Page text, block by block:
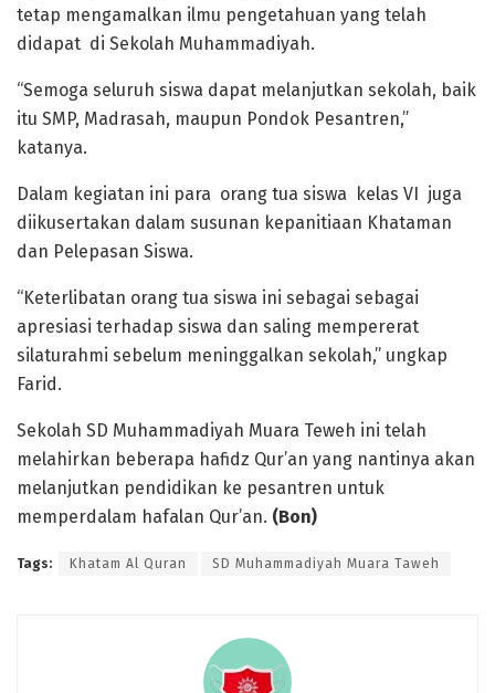
tetap mengamalkan ilmu pengetahuan yang telah
didapat di Sekolah Muhammadiyah.
“Semoga seluruh siswa dapat melanjutkan sekolah, baik
itu SMP, Madrasah, maupun Pondok Pesantren,”
katanya.
Dalam kegiatan ini para orang tua siswa kelas VI juga
diikusertakan dalam susunan kepanitiaan Khataman
dan Pelepasan Siswa.
“Keterlibatan orang tua siswa ini sebagai sebagai
apresiasi terhadap siswa dan saling mempererat
silaturahmi sebelum meninggalkan sekolah,” ungkap
Farid.
Sekolah SD Muhammadiyah Muara Teweh ini telah
melahirkan beberapa hafidz Qur’an yang nantinya akan
melanjutkan pendidikan ke pesantren untuk
memperdalam hafalan Qur’an. (Bon)
Tags: Khatam Al Quran SD Muhammadiyah Muara Taweh